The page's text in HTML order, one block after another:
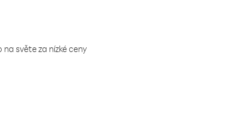
světe za nízké ceny